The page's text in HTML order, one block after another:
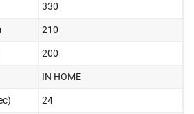
330
210
200
IN HOME
24